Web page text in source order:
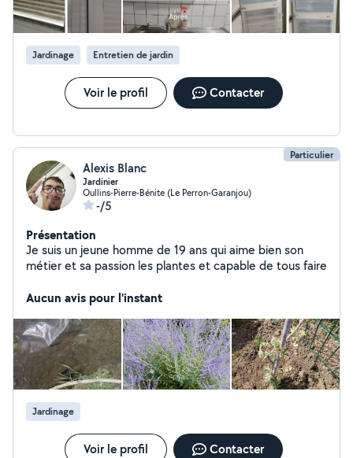
Jardinage Entretien de jardin
Voir le profil Contacter
Particulier
Alexis Blanc
Jardinier
Oullins-Pierre-Bénite (Le Perron-Garanjou)
-/5
Présentation
Je suis un jeune homme de 19 ans qui aime bien son
métier et sa passion les plantes et capable de tous faire
Aucun avis pour l'instant
Jardinage
Voir le profil Contacter